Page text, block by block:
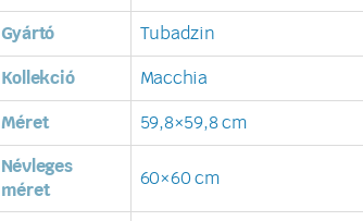
Gyártó Tubadzin
Kollekció Macchia
Méret 59,8×59,8 cm
Névleges
méret
60×60 cm